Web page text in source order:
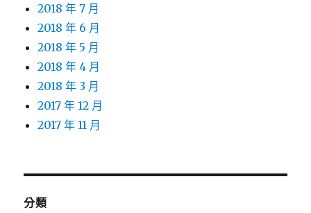
2018 年 7 月
2018 年 6 月
2018 年 5 月
2018 年 4 月
2018 年 3 月
2017 年 12 月
2017 年 11 月
分類